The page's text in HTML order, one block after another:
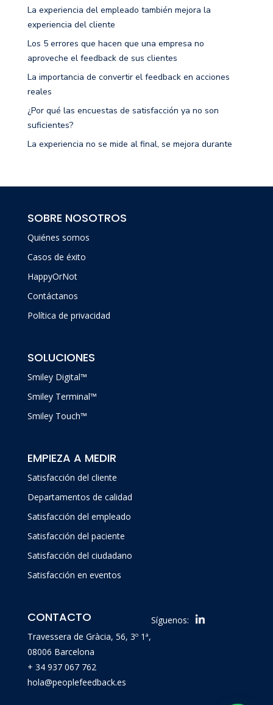
La experiencia del empleado también mejora la
experiencia del cliente
Los 5 errores que hacen que una empresa no
aproveche el feedback de sus clientes
La importancia de convertir el feedback en acciones
reales
¿Por qué las encuestas de satisfacción ya no son
suficientes?
La experiencia no se mide al final, se mejora durante
SOBRE NOSOTROS
Quiénes somos
Casos de éxito
HappyOrNot
Contáctanos
Política de privacidad
SOLUCIONES
Smiley Digital™
Smiley Terminal™
Smiley Touch™
EMPIEZA A MEDIR
Satisfacción del cliente
Departamentos de calidad
Satisfacción del empleado
Satisfacción del paciente
Satisfacción del ciudadano
Satisfacción en eventos
CONTACTO
Travessera de Gràcia, 56, 3º 1ª,
08006 Barcelona
+ 34 937 067 762
hola@peoplefeedback.es
Síguenos: